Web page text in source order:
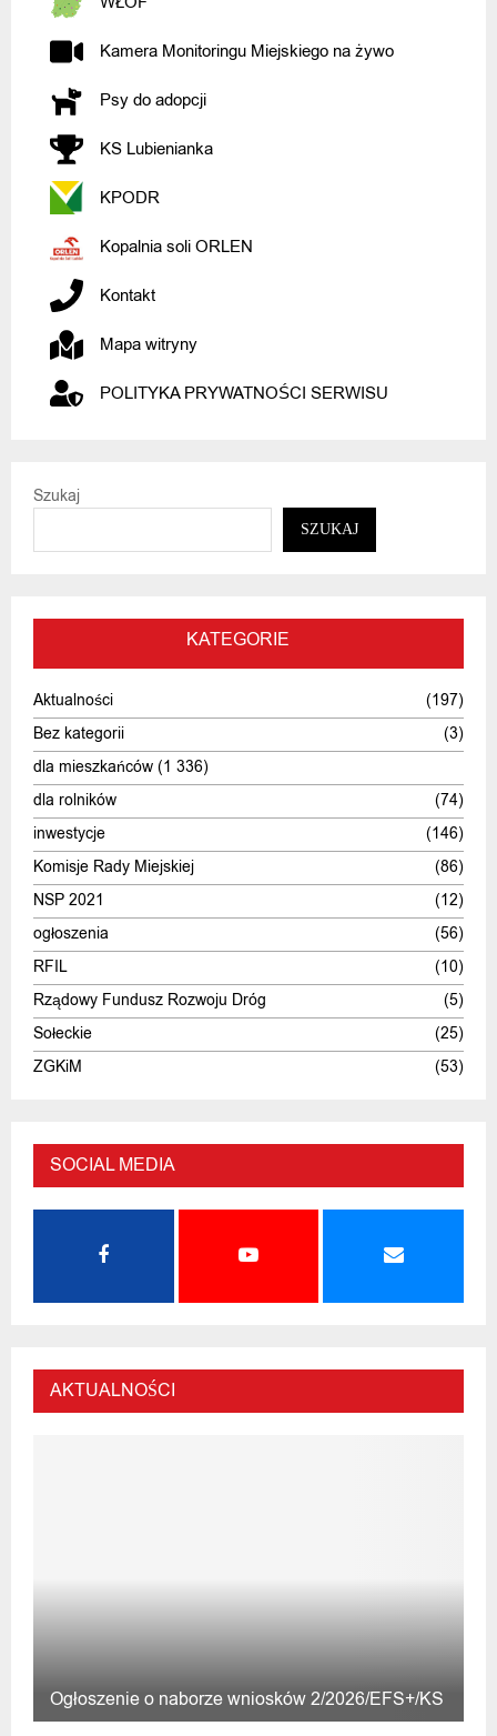
Kamera Monitoringu Miejskiego na żywo
Psy do adopcji
KS Lubienianka
KPODR
Kopalnia soli ORLEN
Kontakt
Mapa witryny
POLITYKA PRYWATNOŚCI SERWISU
Szukaj
SZUKAJ
KATEGORIE
Aktualności
(197)
Bez kategorii
(3)
dla mieszkańców (1 336)
dla rolników
(74)
inwestycje
(146)
Komisje Rady Miejskiej
(86)
NSP 2021
(12)
ogłoszenia
(56)
RFIL
(10)
Rządowy Fundusz Rozwoju Dróg
(5)
Sołeckie
(25)
ZGKiM
(53)
SOCIAL MEDIA
AKTUALNOŚCI
Ogłoszenie o naborze wniosków 2/2026/EFS+/KS